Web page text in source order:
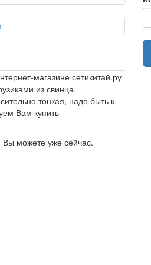
магазине сетикитай.ру
из свинца.
тонкая, надо быть к
Вам купить
Вы можете уже сейчас.